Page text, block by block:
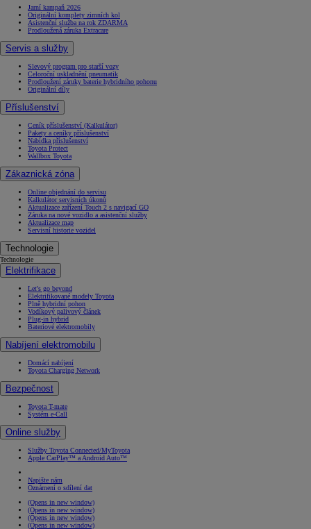
Jarní kampaň 2026
Originální komplety zimních kol
Asistenční služba na rok ZDARMA
Prodloužená záruka Extracare
Servis a služby
Slevový program pro starší vozy
Celoroční uskladnění pneumatik
Prodloužení záruky baterie hybridního pohonu
Originální díly
Příslušenství
Ceník příslušenství (Kalkulátor)
Pakety a ceníky příslušenství
Nabídka příslušenství
Toyota Protect
Wallbox Toyota
Zákaznická zóna
Online objednání do servisu
Kalkulátor servisních úkonů
Aktualizace zařízení Touch 2 s navigací GO
Záruka na nové vozidlo a asistenční služby
Aktualizace map
Servisní historie vozidel
Technologie
Technologie
Elektrifikace
Let's go beyond
Elektrifikované modely Toyota
Plně hybridní pohon
Vodíkový palivový článek
Plug-in hybrid
Bateriové elektromobily
Nabíjení elektromobilu
Domácí nabíjení
Toyota Charging Network
Bezpečnost
Toyota T-mate
Systém e-Call
Online služby
Služby Toyota Connected/MyToyota
Apple CarPlay™ a Android Auto™
Napište nám
Oznámení o sdílení dat
(Opens in new window)
(Opens in new window)
(Opens in new window)
(Opens in new window)